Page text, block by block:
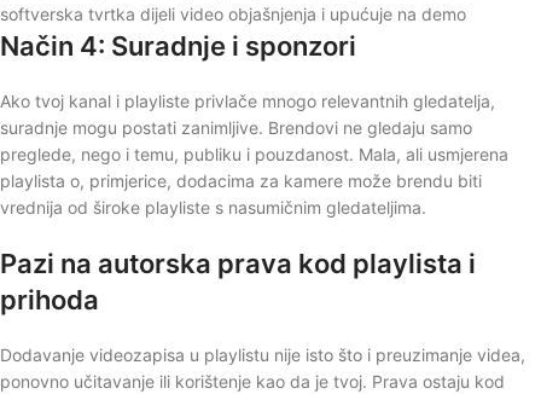
softverska tvrtka dijeli video objašnjenja i upućuje na demo
Način 4: Suradnje i sponzori
Ako tvoj kanal i playliste privlače mnogo relevantnih gledatelja,
suradnje mogu postati zanimljive. Brendovi ne gledaju samo
preglede, nego i temu, publiku i pouzdanost. Mala, ali usmjerena
playlista o, primjerice, dodacima za kamere može brendu biti
vrednija od široke playliste s nasumičnim gledateljima.
Pazi na autorska prava kod playlista i
prihoda
Dodavanje videozapisa u playlistu nije isto što i preuzimanje videa,
ponovno učitavanje ili korištenje kao da je tvoj. Prava ostaju kod